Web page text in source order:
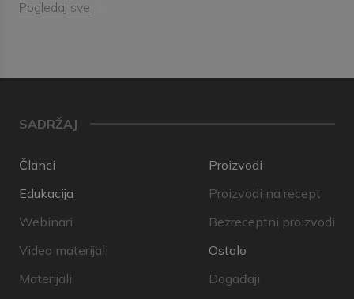
Pogledaj sve
SADRŽAJ
Članci
Edukacija
Webinari
Video materijali
Materijali
Proizvodi
Proizvodi na recept
Bezreceptni proizvodi
Ostalo
Događaji